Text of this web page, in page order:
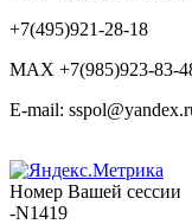
+7(495)921-28-18
MAX +7(985)923-83-
E-mail:
Номер Вашей сессии
-N1419